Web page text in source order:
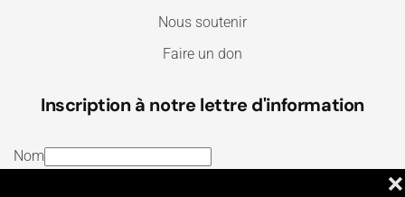
❌
Nous soutenir
Faire un don
Inscription à notre lettre d'information
Nom